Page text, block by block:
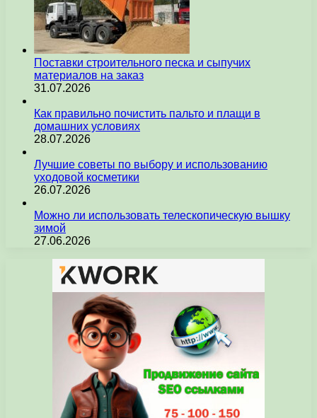
Поставки строительного песка и сыпучих
материалов на заказ
31.07.2026
Как правильно почистить пальто и плащи в
домашних условиях
28.07.2026
Лучшие советы по выбору и использованию
уходовой косметики
26.07.2026
Можно ли использовать телескопическую вышку
зимой
27.06.2026